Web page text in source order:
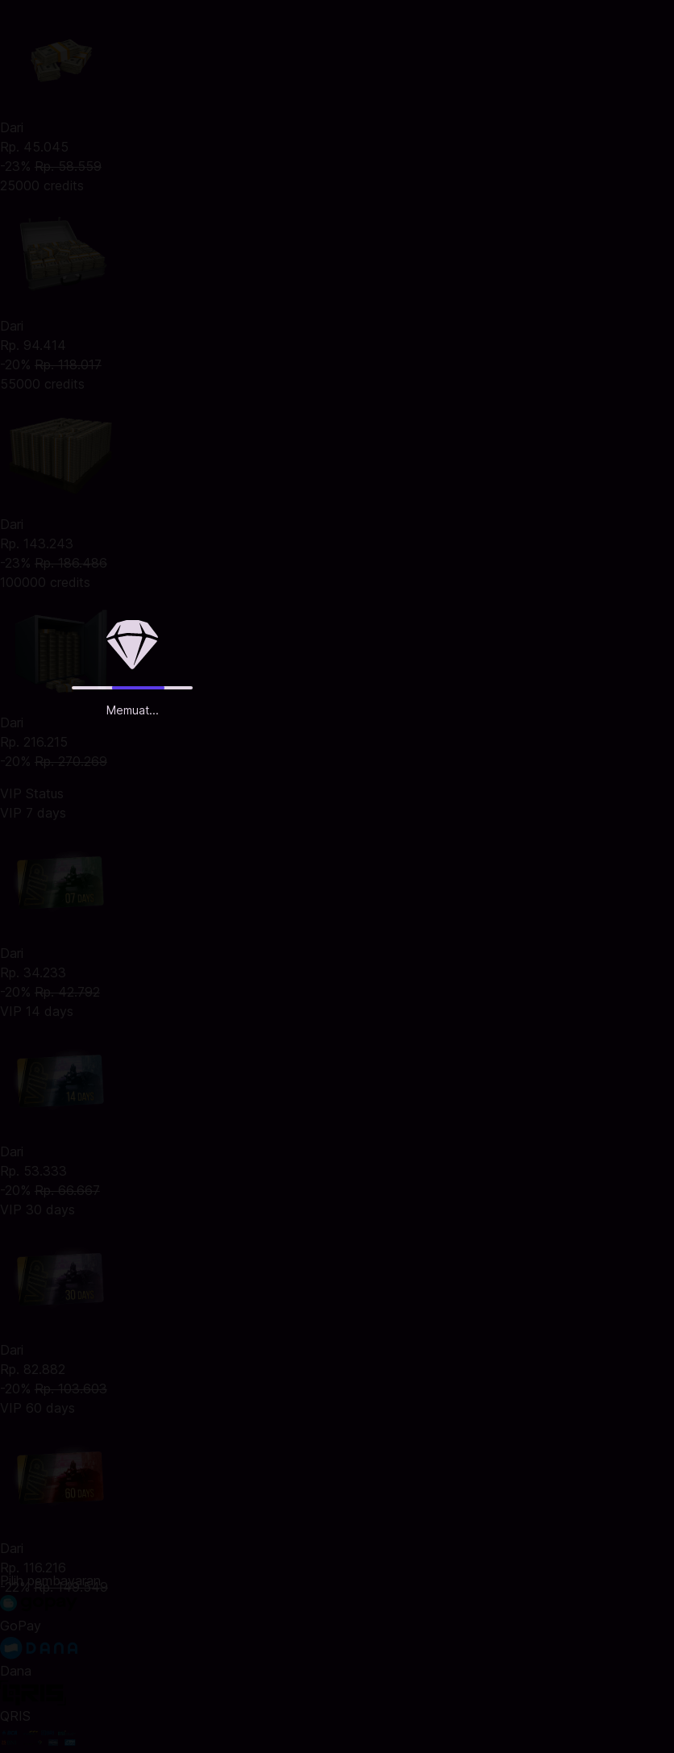
Memuat...
Dari
Rp. 45.045
-23% Rp. 58.559
25000 credits
Dari
Rp. 94.414
-20% Rp. 118.017
55000 credits
Dari
Rp. 143.243
-23% Rp. 186.486
100000 credits
Dari
Rp. 216.215
-20% Rp. 270.269
VIP Status
VIP 7 days
Dari
Rp. 34.233
-20% Rp. 42.792
VIP 14 days
Dari
Rp. 53.333
-20% Rp. 66.667
VIP 30 days
Dari
Rp. 82.882
-20% Rp. 103.603
VIP 60 days
Dari
Rp. 116.216
-22%Rp. 149.549
Pilih pembayaran
GoPay
Dana
QRIS